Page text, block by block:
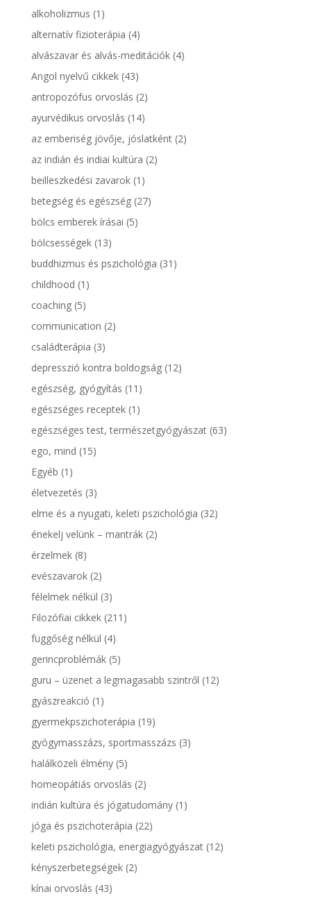
alkoholizmus (1)
alternatív fizioterápia (4)
alvászavar és alvás-meditációk(4)
Angol nyelvű cikkek(43)
antropozófus orvoslás (2)
ayurvédikus orvoslás (14)
az emberiség jövője, jóslatként(2)
az indián és indiai kultúra (2)
beilleszkedési zavarok(1)
betegség és egészség(27)
bölcs emberek írásai (5)
bölcsességek(13)
buddhizmus és pszichológia (31)
childhood (1)
coaching(5)
communication (2)
családterápia (3)
depresszió kontra boldogság(12)
egészség, gyógyítás (11)
egészséges receptek(1)
egészséges test, természetgyógyászat(63)
ego, mind (15)
Egyéb (1)
életvezetés (3)
elme és a nyugati, keleti pszichológia (32)
énekelj velünk – mantrák(2)
érzelmek(8)
evészavarok(2)
félelmek nélkül (3)
Filozófiai cikkek(211)
függőség nélkül (4)
gerincproblémák(5)
guru – üzenet a legmagasabb szintről (12)
gyászreakció (1)
gyermekpszichoterápia (19)
gyógymasszázs, sportmasszázs (3)
halálközeli élmény(5)
homeopátiás orvoslás (2)
indián kultúra és jógatudomány(1)
jóga és pszichoterápia (22)
keleti pszichológia, energiagyógyászat(12)
kényszerbetegségek(2)
kínai orvoslás (43)